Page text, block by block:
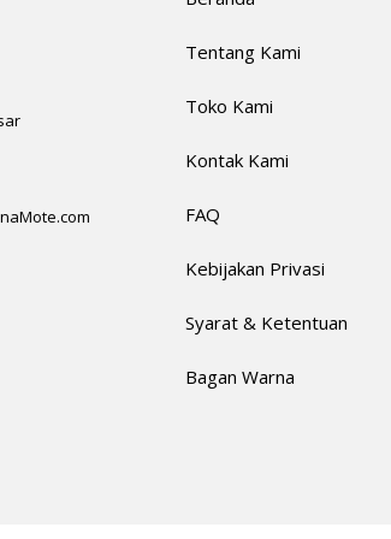
Tentang Kami
Toko Kami
Kontak Kami
FAQ
Kebijakan Privasi
Syarat & Ketentuan
Bagan Warna